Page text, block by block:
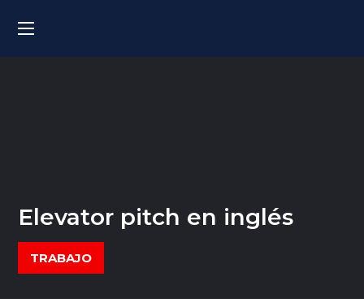
Elevator pitch en inglés
TRABAJO